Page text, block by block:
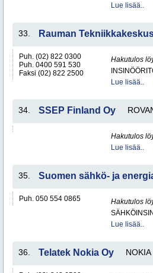
Lue lisää..
33. Rauman
Puh. (02) 822 0300
Puh. 0400 591 530
Faksi (02) 822 2500
Hakutulos
Lue lisää..
34. SSEP Finland Oy
Hakutulos
Lue lisää..
35. Suomen sähkö- ja
Puh. 050 554 0865
Hakutulos
Lue lisää..
36. Telatek Nokia Oy NOKIA